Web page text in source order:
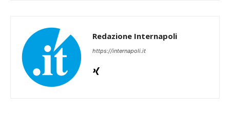
Redazione Internapoli
https://internapoli.it